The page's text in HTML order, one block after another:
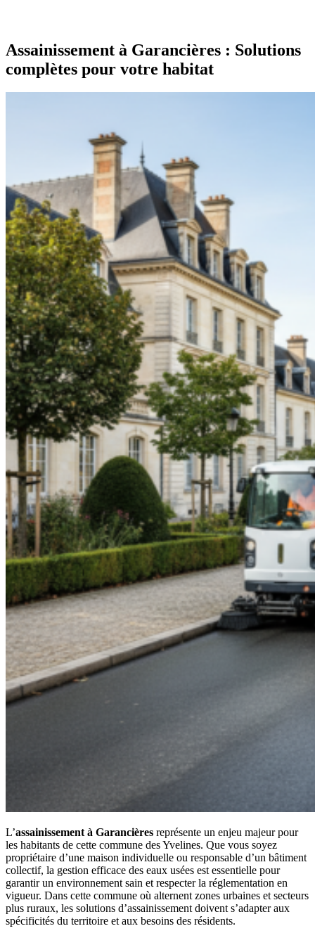
Assainissement à Garancières : Solutions
complètes pour votre habitat
L’assainissement à Garancières représente un enjeu majeur pour
les habitants de cette commune des Yvelines. Que vous soyez
propriétaire d’une maison individuelle ou responsable d’un bâtiment
collectif, la gestion efficace des eaux usées est essentielle pour
garantir un environnement sain et respecter la réglementation en
vigueur. Dans cette commune où alternent zones urbaines et secteurs
plus ruraux, les solutions d’assainissement doivent s’adapter aux
spécificités du territoire et aux besoins des résidents.